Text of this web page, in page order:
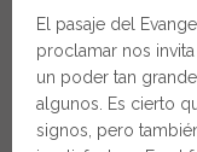
El pasaje del
proclamar nos
un poder tan
algunos. Es cierto
signos, pero